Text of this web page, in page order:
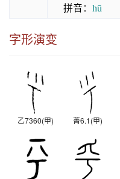
拼音： hū
字形演变
乙7360(甲) 菁6.1(甲)